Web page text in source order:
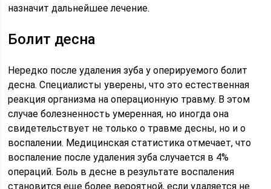
назначит дальнейшее лечение.
Болит десна
Нередко после удаления зуба у оперируемого болит
десна. Специалисты уверены, что это естественная
реакция организма на операционную травму. В этом
случае болезненность умеренная, но иногда она
свидетельствует не только о травме десны, но и о
воспалении. Медицинская статистика отмечает, что
воспаление после удаления зуба случается в 4%
операций. Боль в десне в результате воспаления
становится еще более вероятной, если удаляется не